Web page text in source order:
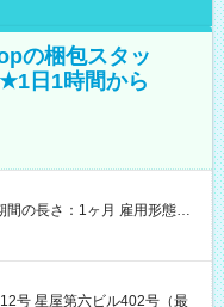
の梱包スタッ
日1時間から
間の長さ：1ヶ月 雇用形態、
号 星屋第六ビル402号（最